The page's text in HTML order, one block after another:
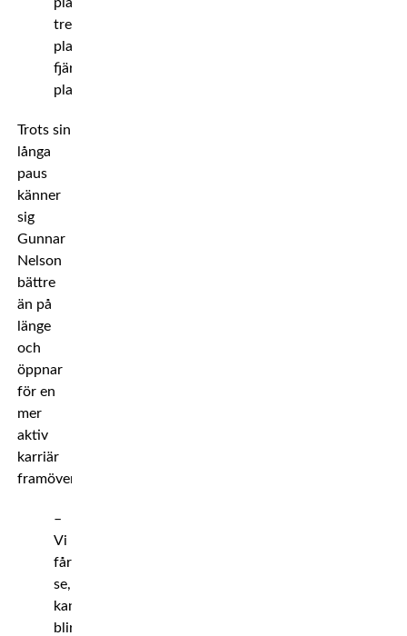
tredje
plats,
fjärde
plats.
Trots sin
långa
paus
känner
sig
Gunnar
Nelson
bättre
än på
länge
och
öppnar
för en
mer
aktiv
karriär
framöver.
–
Vi
får
se,
kanske
blir